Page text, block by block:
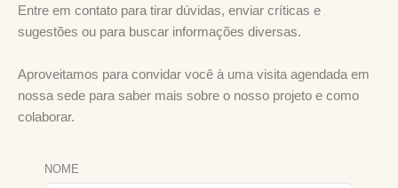
Entre em contato para tirar dúvidas, enviar críticas e
sugestões ou para buscar informações diversas.
Aproveitamos para convidar você à uma visita agendada em
nossa sede para saber mais sobre o nosso projeto e como
colaborar.
NOME